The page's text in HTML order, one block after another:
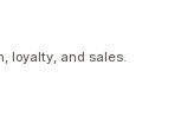
loyalty, and sales.